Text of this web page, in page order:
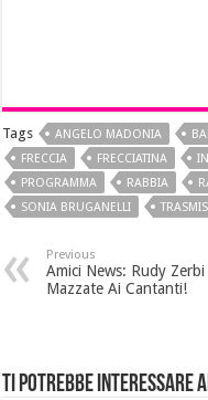
Tags ANGELO MADONIA
FRECCIA
FRECCIATINA
PROGRAMMA
RABBIA
SONIA BRUGANELLI
Previous
Amici News: Rudy Zerbi
Mazzate Ai Cantanti!
Ti potrebbe interessare